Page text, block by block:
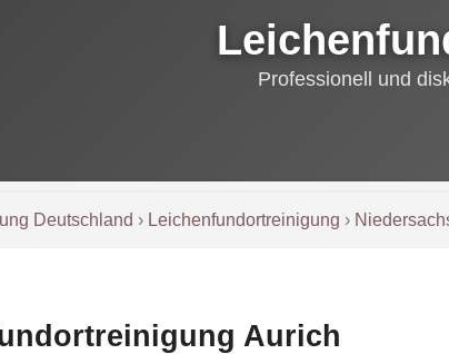
Professionell und
Deutschland › Leichenfundortreinigung ›
Aurich